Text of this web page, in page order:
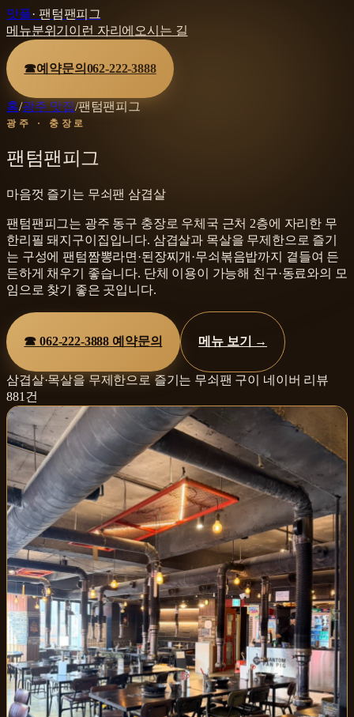
맛플· 팬텀팬피그
메뉴분위기 이런 자리에 오시는 길
☎예약문의 062-222-3888
홈/광주 맛집/팬텀팬피그
광주 · 충장로
팬텀팬피그
마음껏 즐기는 무쇠팬 삼겹살
팬텀팬피그는 광주 동구 충장로 우체국 근처 2층에 자리한 무
한리필 돼지구이집입니다. 삼겹살과 목살을 무제한으로 즐기
는 구성에 팬텀짬뽕라면·된장찌개·무쇠볶음밥까지 곁들여 든
든하게 채우기 좋습니다. 단체 이용이 가능해 친구·동료와의 모
임으로 찾기 좋은 곳입니다.
☎062-222-3888 예약문의 메뉴 보기 →
삼겹살·목살을 무제한으로 즐기는 무쇠팬 구이
네이버 리뷰
881 건